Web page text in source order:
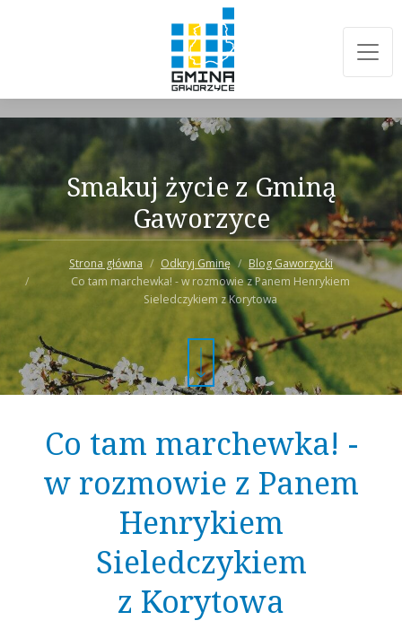
Smakuj życie z Gminą
Gaworzyce
Strona główna Odkryj Gminę
Blog Gaworzycki
Co tam marchewka! - w rozmowie z Panem Henrykiem
Sieledczykiem z Korytowa
Co tam marchewka! -
w rozmowie z Panem
Henrykiem
Sieledczykiem
z Korytowa